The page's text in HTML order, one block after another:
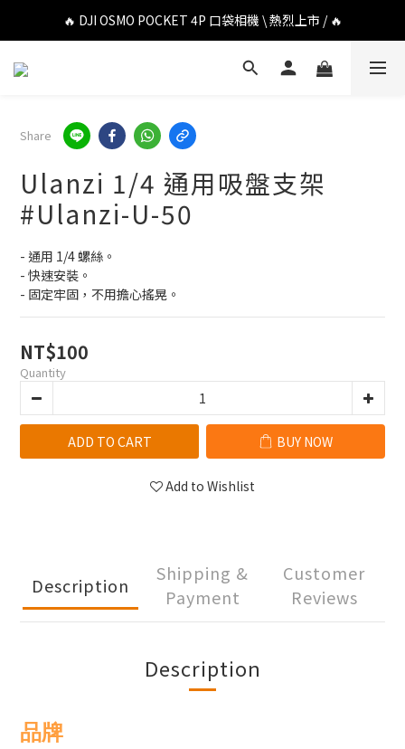
🔥 DJI OSMO POCKET 4P 口袋相機 \ 熱烈上市 / 🔥
🔥 DJI OSMO POCKET 4P 口袋相機 \ 熱烈上市 / 🔥
🔥 Insta360 Luna Ultra 雲台相機 \ 熱烈上市 / 🔥
🔥 DJI OSMO POCKET 4P 口袋相機 \ 熱烈上市 / 🔥
Share
Ulanzi 1/4 通用吸盤支架
#Ulanzi-U-50
- 通用 1/4 螺絲。
- 快速安裝。
- 固定牢固，不用擔心搖晃。
NT$100
Quantity
ADD TO CART BUY NOW
Add to Wishlist
Description
Shipping &
Payment
Customer
Reviews
Description
品牌